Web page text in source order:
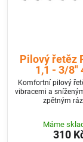
Pilový řetěz
1,1 - 3/8"
Komfortní pilový
vibracemi a
zpětným
Máme
310